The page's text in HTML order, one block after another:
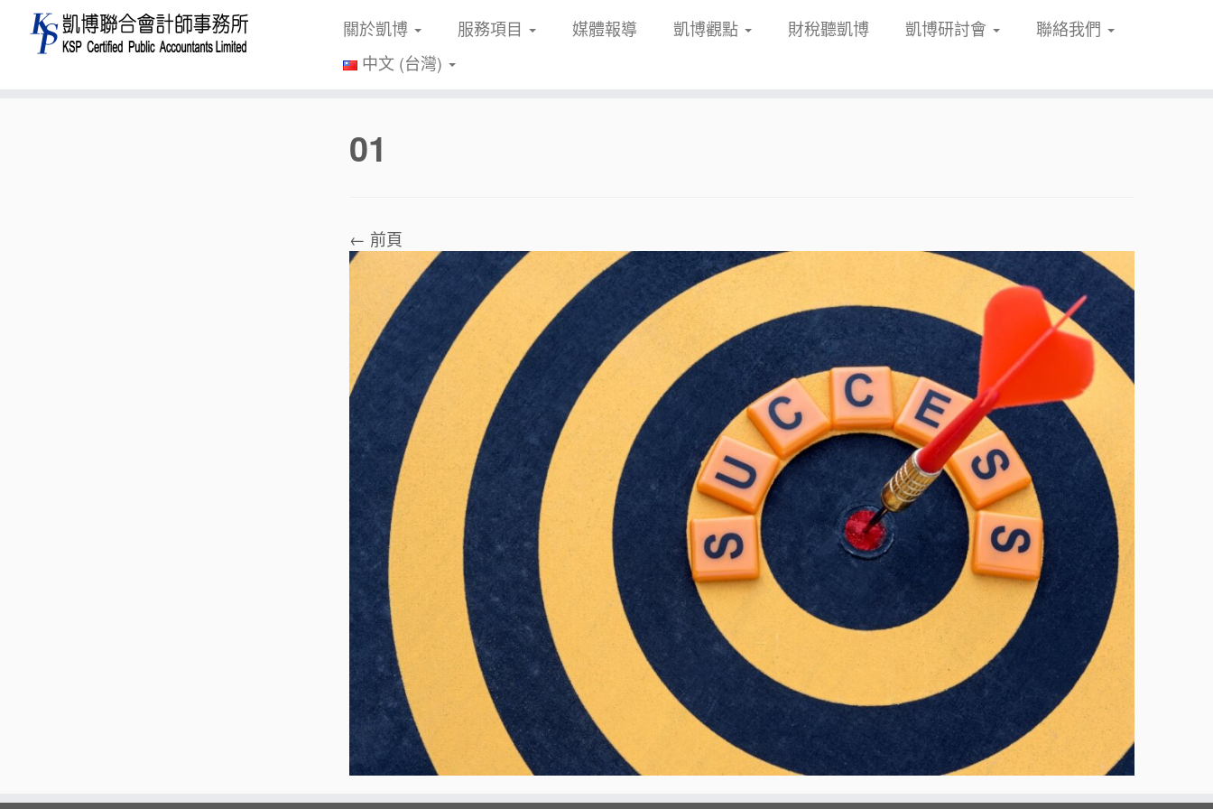
關於凱博 服務項目 媒體報導 凱博觀點 財稅聽凱博 凱博研討會
聯絡我們
中文 (台灣)
01
← 前頁